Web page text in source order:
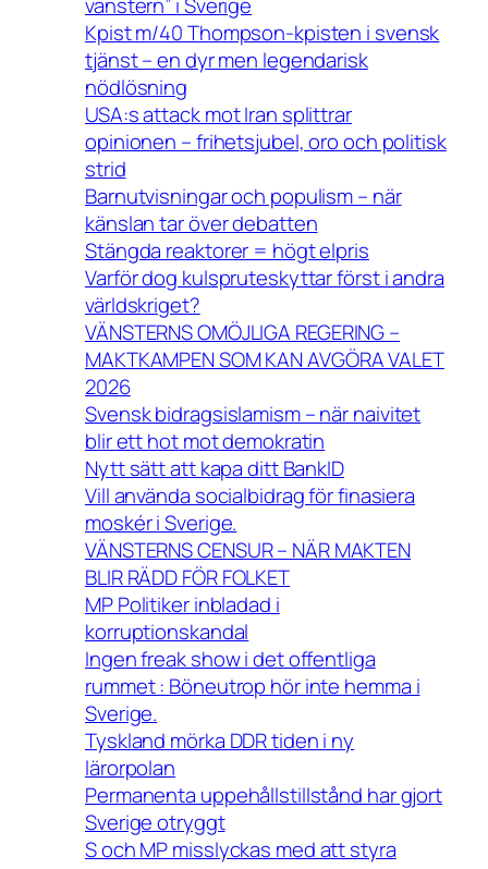
vänstern” i Sverige
Kpist m/40 Thompson-kpisten i svensk
tjänst – en dyr men legendarisk
nödlösning
USA:s attack mot Iran splittrar
opinionen – frihetsjubel, oro och politisk
strid
Barnutvisningar och populism – när
känslan tar över debatten
Stängda reaktorer = högt elpris
Varför dog kulspruteskyttar först i andra
världskriget?
VÄNSTERNS OMÖJLIGA REGERING –
MAKTKAMPEN SOM KAN AVGÖRA VALET
2026
Svensk bidragsislamism – när naivitet
blir ett hot mot demokratin
Nytt sätt att kapa ditt BankID
Vill använda socialbidrag för finasiera
moskér i Sverige.
VÄNSTERNS CENSUR – NÄR MAKTEN
BLIR RÄDD FÖR FOLKET
MP Politiker inbladad i
korruptionskandal
Ingen freak show i det offentliga
rummet : Böneutrop hör inte hemma i
Sverige.
Tyskland mörka DDR tiden i ny
lärorpolan
Permanenta uppehållstillstånd har gjort
Sverige otryggt
S och MP misslyckas med att styra